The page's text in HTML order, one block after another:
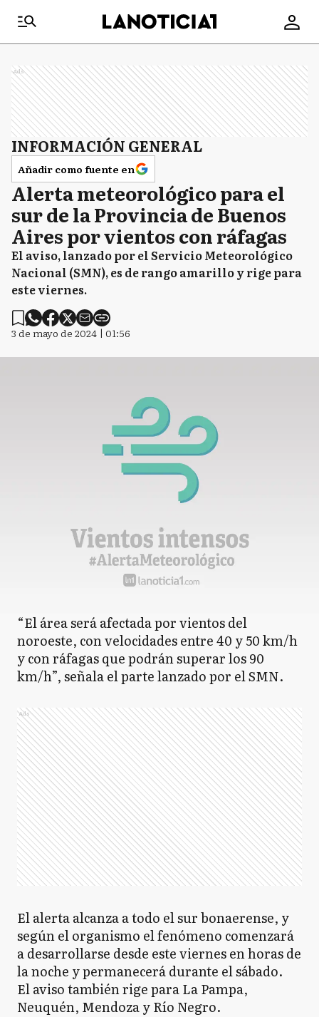
Ads
INFORMACIÓN GENERAL
Añadir como fuente en
Alerta meteorológico para el
sur de la Provincia de Buenos
Aires por vientos con ráfagas
El aviso, lanzado por el Servicio Meteorológico
Nacional (SMN), es de rango amarillo y rige para
este viernes.
3 de mayo de 2024 | 01:56
“El área será afectada por vientos del
noroeste, con velocidades entre 40 y 50 km/h
y con ráfagas que podrán superar los 90
km/h”, señala el parte lanzado por el SMN.
Ads
El alerta alcanza a todo el sur bonaerense, y
según el organismo el fenómeno comenzará
a desarrollarse desde este viernes en horas de
la noche y permanecerá durante el sábado.
El aviso también rige para La Pampa,
Neuquén, Mendoza y Río Negro.